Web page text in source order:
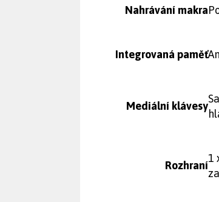
Nahrávání makra
Integrovaná paměť
Mediální klávesy
Rozhraní
1